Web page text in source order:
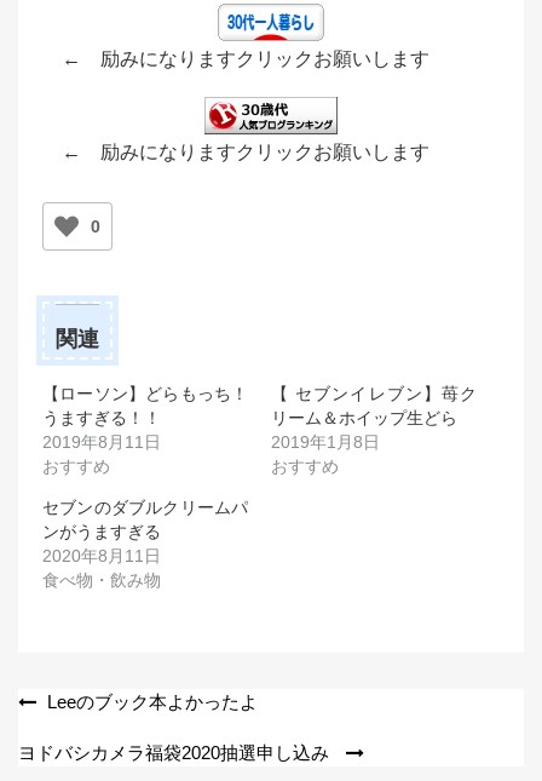
← 励みになりますクリックお願いします
← 励みになりますクリックお願いします
0
関連
【ローソン】どらもっち！
うますぎる！！
2019年8月11日
おすすめ
【 セブンイレブン】苺ク
リーム＆ホイップ生どら
2019年1月8日
おすすめ
セブンのダブルクリームパ
ンがうますぎる
2020年8月11日
食べ物・飲み物
投
稿
Leeのブック本よかったよ
ヨドバシカメラ福袋2020抽選申し込み